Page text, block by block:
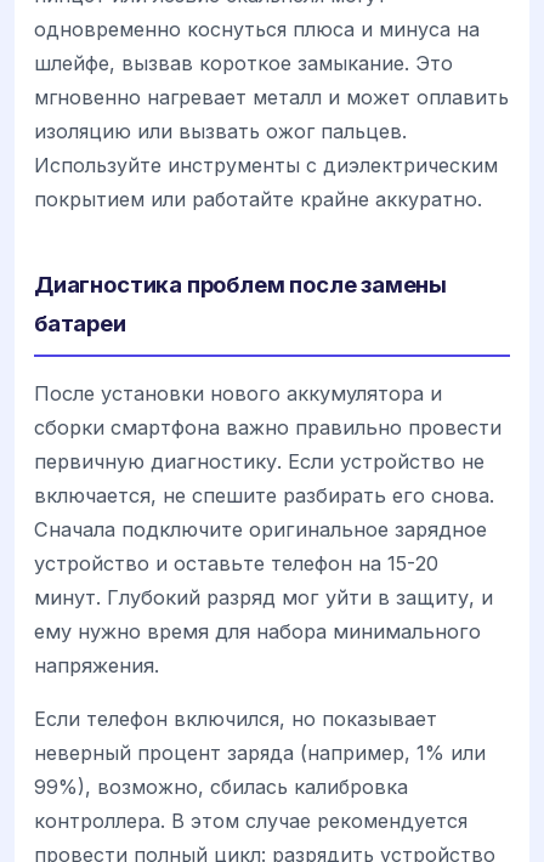
одновременно коснуться плюса и минуса на
шлейфе, вызвав короткое замыкание. Это
мгновенно нагревает металл и может оплавить
изоляцию или вызвать ожог пальцев.
Используйте инструменты с диэлектрическим
покрытием или работайте крайне аккуратно.
Диагностика проблем после замены
батареи
После установки нового аккумулятора и
сборки смартфона важно правильно провести
первичную диагностику. Если устройство не
включается, не спешите разбирать его снова.
Сначала подключите оригинальное зарядное
устройство и оставьте телефон на 15-20
минут. Глубокий разряд мог уйти в защиту, и
ему нужно время для набора минимального
напряжения.
Если телефон включился, но показывает
неверный процент заряда (например, 1% или
99%), возможно, сбилась калибровка
контроллера. В этом случае рекомендуется
провести полный цикл: разрядить устройство